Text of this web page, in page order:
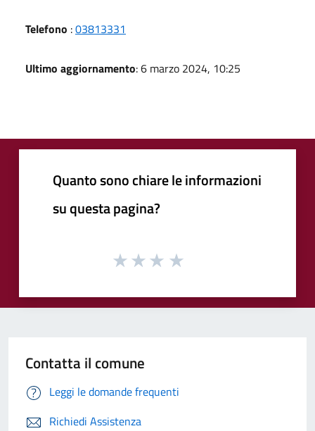
Telefono :03813331
Ultimo aggiornamento: 6 marzo 2024, 10:25
Quanto sono chiare le informazioni
su questa pagina?
Contatta il comune
Leggi le domande frequenti
Richiedi Assistenza